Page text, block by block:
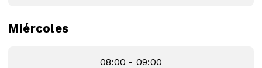
Miércoles
08:00 - 09:00